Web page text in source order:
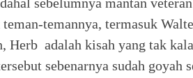
teman-temannya, termasuk
Herb adalah kisah yang tak
sebenarnya sudah